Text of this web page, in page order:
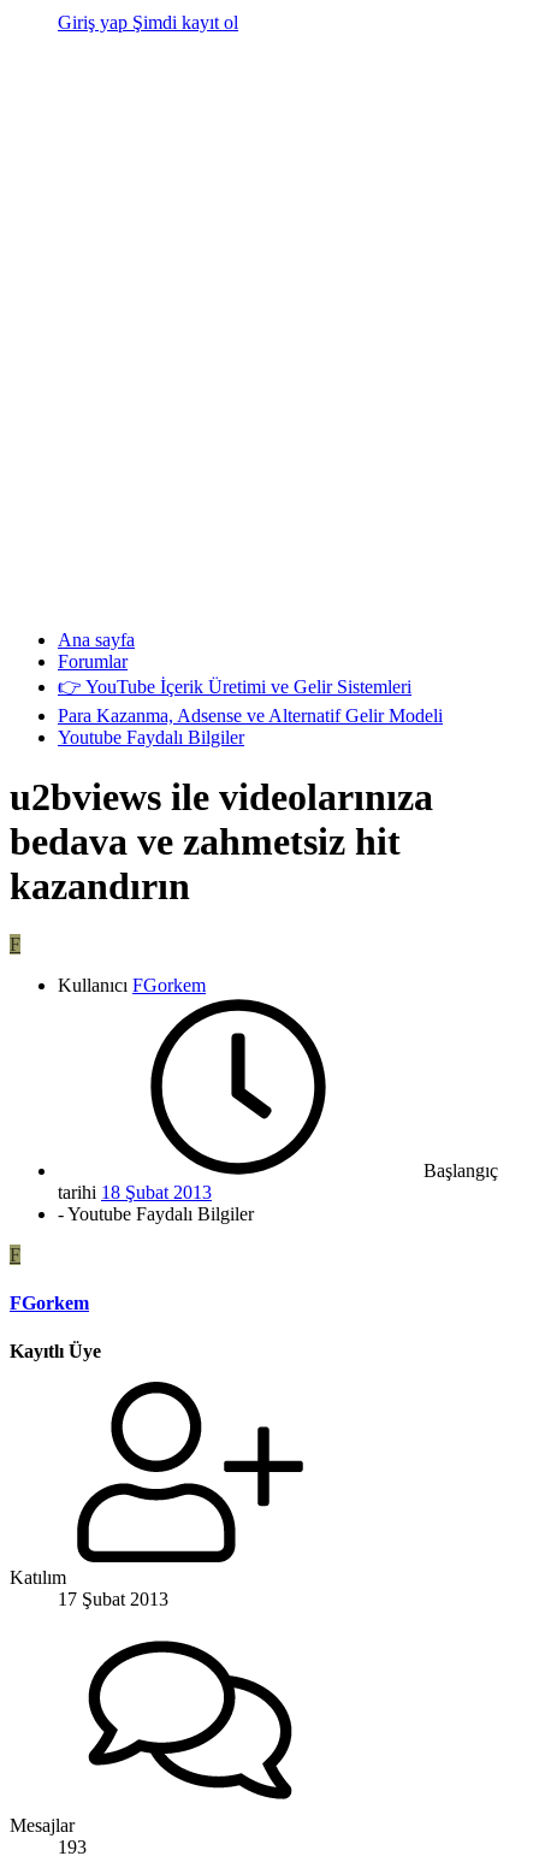
Giriş yap Şimdi kayıt ol
Ana sayfa
Forumlar
👉 YouTube İçerik Üretimi ve Gelir Sistemleri
Para Kazanma, Adsense ve Alternatif Gelir Modeli
Youtube Faydalı Bilgiler
u2bviews ile videolarınıza
bedava ve zahmetsiz hit
kazandırın
F
Kullanıcı FGorkem
Başlangıç
tarihi 18 Şubat 2013
- Youtube Faydalı Bilgiler
F
FGorkem
Kayıtlı Üye
Katılım
17 Şubat 2013
Mesajlar
193